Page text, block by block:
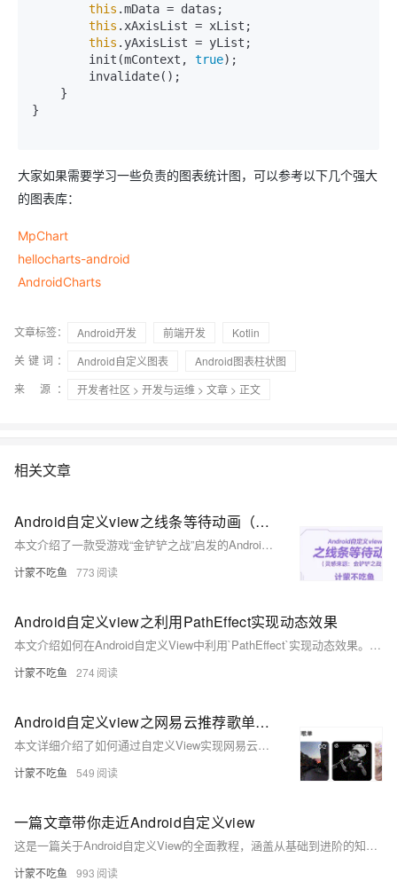
this .mData = datas;
this .xAxisList = xList;
this .yAxisList = yList;
        init(mContext,
true);
}
大家如果需要学习一些负责的图表统计图，可以参考以下几个强大
的图表库：
MpChart
hellocharts-android
AndroidCharts
文章标签： Android开发 前端开发
Kotlin
关键词：
Android自定义图表
Android图表柱状图
来 源：
开发者社区 > 开发与运维 > 文章 > 正文
相关文章
Android自定义view之线条等待动画（灵感来源：金铲铲之战）
本文介绍了一款受游戏“金铲铲之战”启发的Android自定义View——线条等待动画的实现过程。通过将布局分为10份，利用`onSizeChanged`测量最小长度，并借助画笔绘制动态线条，实现渐变伸缩效果。动画逻辑通过四个变量控制线条的增长与回退，最终形成流畅的等待动画。代码中详细展示了画笔初始化、线条绘制及动画更新的核心步骤，并提供完整源码供参考。此动画适用于加载场景，提升用户体验。
计蒙不吃鱼 773
Android自定义view之利用PathEffect实现动态效果
本文介绍如何在Android自定义View中利用`PathEffect`实现动态效果。通过改变偏移量，结合`PathEffect`的子类（如`CornerPathEffect`、`DashPathEffect`、`PathDashPathEffect`等）实现路径绘制的动态变化。文章详细解析了各子类的功能与参数，并通过案例代码展示了如何使用`ComposePathEffect`组合效果，以及通过修改偏移量实现动画。最终效果为一个菱形图案沿路径运动，源码附于文末供参考。
计蒙不吃鱼 274
Android自定义view之网易云推荐歌单界面
本文详细介绍了如何通过自定义View实现网易云音乐推荐歌单界面的效果。首先，作者自定义了一个圆角图片控件`MellowImageView`，用于绘制圆角矩形图片。接着，通过将布局放入`HorizontalScrollView`中，实现了左右滑动功能，并使用`ViewFlipper`添加图片切换动画效果。文章提供了完整的代码示例，包括XML布局、动画文件和Java代码，最终展示了实现效果。此教程适合想了解自定义View和动画效果的开发者。
计蒙不吃鱼 549
一篇文章带你走近Android自定义view
这是一篇关于Android自定义View的全面教程，涵盖从基础到进阶的知识点。文章首先讲解了自定义View的必要性及简单实现（如通过三个构造函数解决焦点问题），接着深入探讨Canvas绘图、自定义属性设置、动画实现等内容。还提供了具体案例，如跑马灯、折线图、太极图等。此外，文章详细解析了View绘制流程（measure、layout、draw）和事件分发机制。最后延伸至SurfaceView、GLSurfaceView、SVG动画等高级主题，并附带GitHub案例供实践。适合希望深入理解Android自定义View的开发者学习参考。
计蒙不吃鱼 993